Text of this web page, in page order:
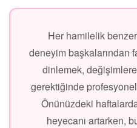
Her hamilelik
deneyim başkalarından
dinlemek, değişimlere
gerektiğinde
Önünüzdeki
heyecanı artarken,